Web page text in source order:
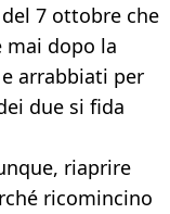
7 ottobre che
dopo la
arrabbiati per
due si fida
riaprire
ricomincino